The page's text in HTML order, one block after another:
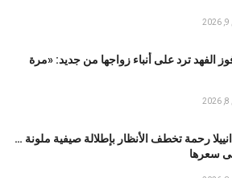
فوز الفهد ترد على أنباء زواجها من جديد: «مرة
دانييلا رحمة تخطف الأنظار بإطلالة صيفية ملونة …
سعرها